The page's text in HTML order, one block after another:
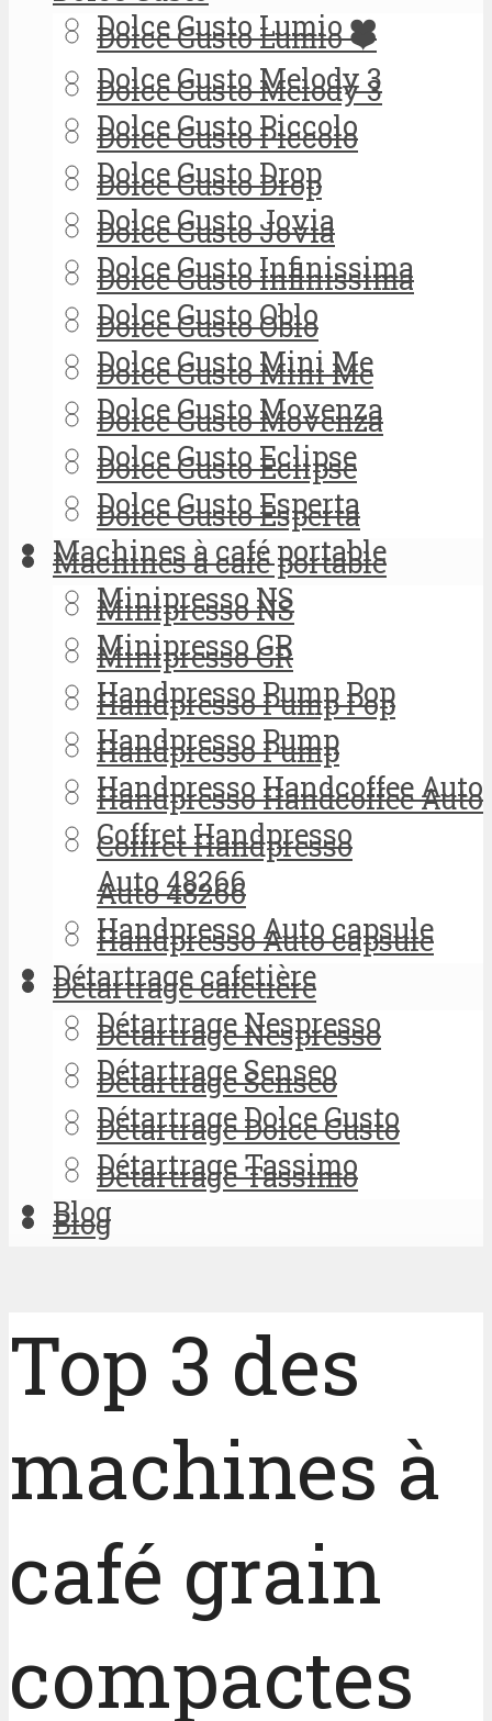
Dolce Gusto Lumio ❤️
Dolce Gusto Melody 3
Dolce Gusto Piccolo
Dolce Gusto Drop
Dolce Gusto Jovia
Dolce Gusto Infinissima
Dolce Gusto Oblo
Dolce Gusto Mini Me
Dolce Gusto Movenza
Dolce Gusto Eclipse
Dolce Gusto Esperta
Machines à café portable
Minipresso NS
Minipresso GR
Handpresso Pump Pop
Handpresso Pump
Handpresso Handcoffee Auto
Coffret Handpresso
Auto 48266
Handpresso Auto capsule
Détartrage cafetière
Détartrage Nespresso
Détartrage Senseo
Détartrage Dolce Gusto
Détartrage Tassimo
Blog
Dolce Gusto Lumio ❤️
Dolce Gusto Melody 3
Dolce Gusto Piccolo
Dolce Gusto Drop
Dolce Gusto Jovia
Dolce Gusto Infinissima
Dolce Gusto Oblo
Dolce Gusto Mini Me
Dolce Gusto Movenza
Dolce Gusto Eclipse
Dolce Gusto Esperta
Machines à café portable
Minipresso NS
Minipresso GR
Handpresso Pump Pop
Handpresso Pump
Handpresso Handcoffee Auto
Coffret Handpresso
Auto 48266
Handpresso Auto capsule
Détartrage cafetière
Détartrage Nespresso
Détartrage Senseo
Détartrage Dolce Gusto
Détartrage Tassimo
Blog
Top 3 des
machines à
café grain
compactes